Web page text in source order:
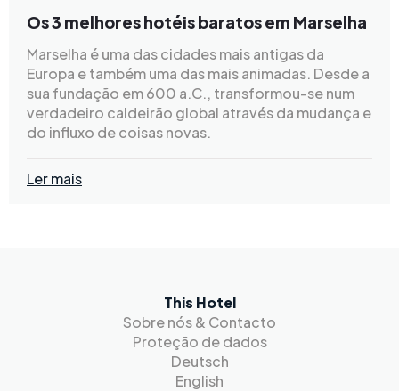
Os 3 melhores hotéis baratos em Marselha
Marselha é uma das cidades mais antigas da
Europa e também uma das mais animadas. Desde a
sua fundação em 600 a.C., transformou-se num
verdadeiro caldeirão global através da mudança e
do influxo de coisas novas.
Ler mais
This Hotel
Sobre nós & Contacto
Proteção de dados
Deutsch
English